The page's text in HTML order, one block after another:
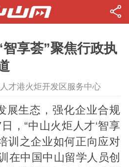
享荟”聚焦行政执
才港火炬开发区服务中心
展生态，强化企业合规
，“中山火炬人才‘智享
训之企业如何正向应对
在中国中山留学人员创